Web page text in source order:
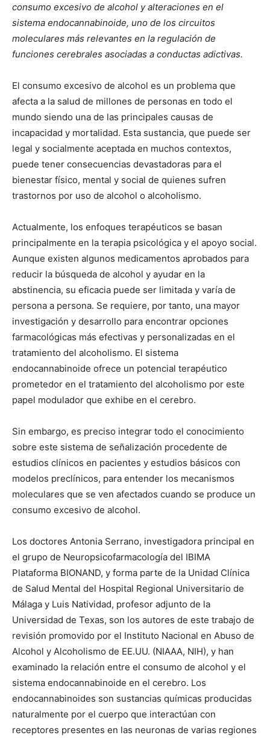
consumo excesivo de alcohol y alteraciones en el
sistema endocannabinoide, uno de los circuitos
moleculares más relevantes en la regulación de
funciones cerebrales asociadas a conductas adictivas.
El consumo excesivo de alcohol es un problema que
afecta a la salud de millones de personas en todo el
mundo siendo una de las principales causas de
incapacidad y mortalidad. Esta sustancia, que puede ser
legal y socialmente aceptada en muchos contextos,
puede tener consecuencias devastadoras para el
bienestar físico, mental y social de quienes sufren
trastornos por uso de alcohol o alcoholismo.
Actualmente, los enfoques terapéuticos se basan
principalmente en la terapia psicológica y el apoyo social.
Aunque existen algunos medicamentos aprobados para
reducir la búsqueda de alcohol y ayudar en la
abstinencia, su eficacia puede ser limitada y varía de
persona a persona. Se requiere, por tanto, una mayor
investigación y desarrollo para encontrar opciones
farmacológicas más efectivas y personalizadas en el
tratamiento del alcoholismo. El sistema
endocannabinoide ofrece un potencial terapéutico
prometedor en el tratamiento del alcoholismo por este
papel modulador que exhibe en el cerebro.
Sin embargo, es preciso integrar todo el conocimiento
sobre este sistema de señalización procedente de
estudios clínicos en pacientes y estudios básicos con
modelos preclínicos, para entender los mecanismos
moleculares que se ven afectados cuando se produce un
consumo excesivo de alcohol.
Los doctores Antonia Serrano, investigadora principal en
el grupo de Neuropsicofarmacología del IBIMA
Plataforma BIONAND, y forma parte de la Unidad Clínica
de Salud Mental del Hospital Regional Universitario de
Málaga y Luis Natividad, profesor adjunto de la
Universidad de Texas, son los autores de este trabajo de
revisión promovido por el Instituto Nacional en Abuso de
Alcohol y Alcoholismo de EE.UU. (NIAAA, NIH), y han
examinado la relación entre el consumo de alcohol y el
sistema endocannabinoide en el cerebro. Los
endocannabinoides son sustancias químicas producidas
naturalmente por el cuerpo que interactúan con
receptores presentes en las neuronas de varias regiones